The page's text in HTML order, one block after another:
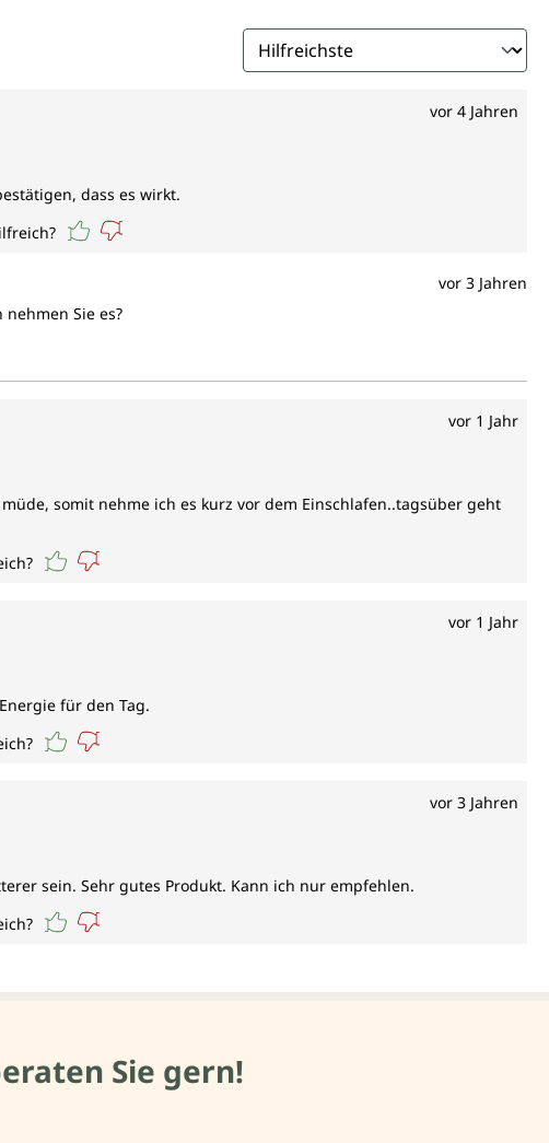
vor 4 Jahren
dass es wirkt.
vor 3 Jahren
Sie es?
vor 1 Jahr
somit nehme ich es kurz vor dem Einschlafen..tagsüber geht
vor 1 Jahr
für den Tag.
vor 3 Jahren
sein. Sehr gutes Produkt. Kann ich nur empfehlen.
Sie gern!